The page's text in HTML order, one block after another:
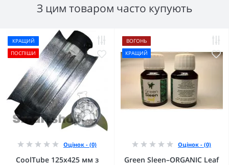
З цим товаром часто купують
КРАЩИЙ
ПОСПІШИ
Оцінок - (0)
CoolTube 125х425 мм з
ВОГОНЬ
КРАЩИЙ
Оцінок - (0)
Green Sleen–ORGANIC Leaf